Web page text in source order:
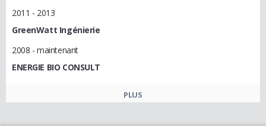
2011 - 2013
GreenWatt Ingénierie
2008 - maintenant
ENERGIE BIO CONSULT
PLUS